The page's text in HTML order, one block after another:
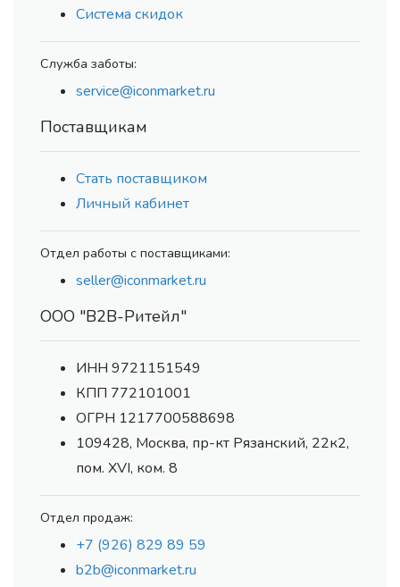
Система скидок
Служба заботы:
service@iconmarket.ru
Поставщикам
Стать поставщиком
Личный кабинет
Отдел работы с поставщиками:
seller@iconmarket.ru
ООО "В2В-Ритейл"
ИНН 9721151549
КПП 772101001
ОГРН 1217700588698
109428, Москва, пр-кт Рязанский, 22к2,
пом. XVI, ком. 8
Отдел продаж:
+7 (926) 829 89 59
b2b@iconmarket.ru